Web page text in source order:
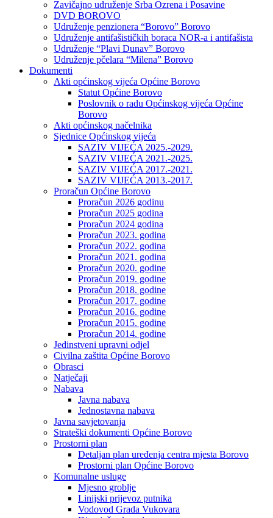
Zavičajno udruženje Srba Ozrena i Posavine
DVD BOROVO
Udruženje penzionera “Borovo” Borovo
Udruženje antifašističkih boraca NOR-a i antifašista
Udruženje “Plavi Dunav” Borovo
Udruženje pčelara “Milena” Borovo
Dokumenti
Akti općinskog vijeća Općine Borovo
Statut Općine Borovo
Poslovnik o radu Općinskog vijeća Općine
Borovo
Akti općinskog načelnika
Sjednice Općinskog vijeća
SAZIV VIJEĆA 2025.-2029.
SAZIV VIJEĆA 2021.-2025.
SAZIV VIJEĆA 2017.-2021.
SAZIV VIJEĆA 2013.-2017.
Proračun Općine Borovo
Proračun 2026 godinu
Proračun 2025 godina
Proračun 2024 godina
Proračun 2023. godina
Proračun 2022. godina
Proračun 2021. godina
Proračun 2020. godine
Proračun 2019. godine
Proračun 2018. godine
Proračun 2017. godine
Proračun 2016. godine
Proračun 2015. godine
Proračun 2014. godine
Jedinstveni upravni odjel
Civilna zaštita Općine Borovo
Obrasci
Natječaji
Nabava
Javna nabava
Jednostavna nabava
Javna savjetovanja
Strateški dokumenti Općine Borovo
Prostorni plan
Detaljan plan uređenja centra mjesta Borovo
Prostorni plan Općine Borovo
Komunalne usluge
Mjesno groblje
Linijski prijevoz putnika
Vodovod Grada Vukovara